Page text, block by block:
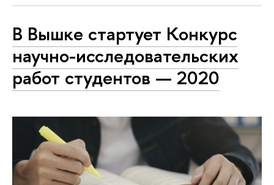
В Вышке стартует Конкурс
научно-исследовательских
работ студентов — 2020